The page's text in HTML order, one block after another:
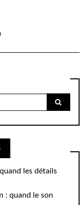
les détails
: quand le son